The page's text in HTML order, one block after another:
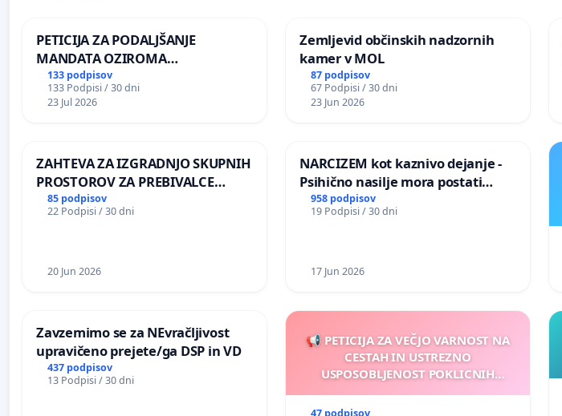
PETICIJA ZA PODALJŠANJE
MANDATA OZIROMA
ČIMPREJŠNJO PONOVNO
NAPOTITEV GOSPODA BERNARDA
ŠRAJNERJA NA VELEPOSLANIŠTVO
133 podpisov
133 Podpisi / 30 dni
23 Jul 2026
Zemljevid občinskih nadzornih
kamer v MOL
87 podpisov
67 Podpisi / 30 dni
23 Jun 2026
ZAHTEVA ZA IZGRADNJO SKUPNIH
PROSTOROV ZA PREBIVALCE
KRAJEVNE SKUPNOSTI
PRESTRANEK
85 podpisov
22 Podpisi / 30 dni
20 Jun 2026
NARCIZEM kot kaznivo dejanje -
Psihično nasilje mora postati
enako prepoznano kot fizično
nasilje
958 podpisov
19 Podpisi / 30 dni
17 Jun 2026
Zavzemimo se za NEvračljivost
upravičeno prejete/ga DSP in VD
437 podpisov
13 Podpisi / 30 dni
📢 PETICIJA ZA VEČJO VARNOST NA
CESTAH IN USTREZNO
USPOSOBLJENOST POKLICNIH
47 podpisov